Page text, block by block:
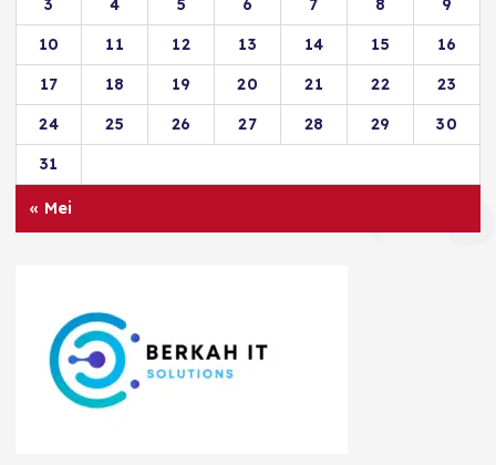
3
4 5 6 7 8
9
10
11 12 13 14 15
16
17
18 19 20 21 22
23
24
25 26 27 28 29
30
31
« Mei